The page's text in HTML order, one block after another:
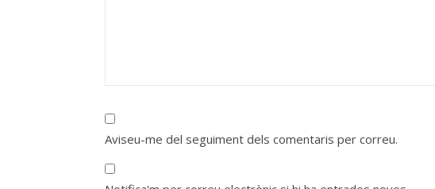
Aviseu-me del seguiment dels comentaris per correu.